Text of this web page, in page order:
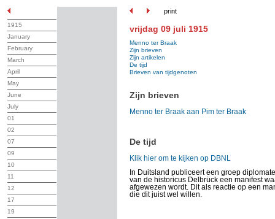
print
1915
January
February
March
April
May
June
July
01
02
07
09
10
11
12
17
19
vrijdag 09 juli 1915
Menno ter Braak
Zijn brieven
Zijn artikelen
De tijd
Brieven van tijdgenoten
Zijn brieven
Menno ter Braak aan Pim ter Braak
De tijd
Klik hier om te kijken op DBNL
In Duitsland publiceert een groep
van de historicus Delbrück een manifest
afgewezen wordt. Dit als reactie op een
die dit juist wel willen.